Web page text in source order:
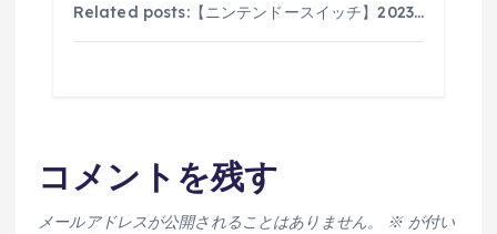
Related posts:【ニンテンドースイッチ】2023…
コメントを残す
メールアドレスが公開されることはありません。 ※が付い